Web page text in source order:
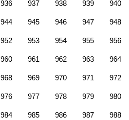
936 937 938 939 940
944 945 946 947 948
952 953 954 955 956
960 961 962 963 964
968 969 970 971 972
976 977 978 979 980
984 985 986 987 988